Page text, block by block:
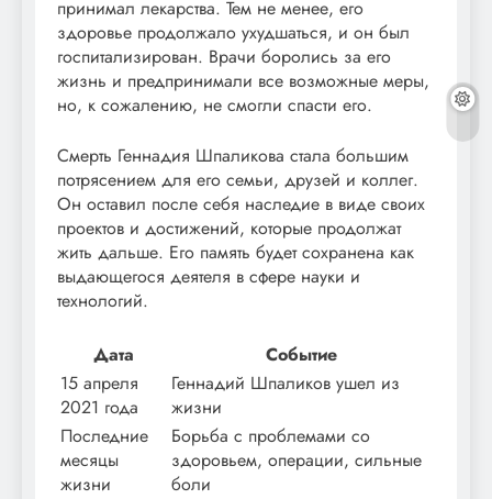
принимал лекарства. Тем не менее, его
здоровье продолжало ухудшаться, и он был
госпитализирован. Врачи боролись за его
жизнь и предпринимали все возможные меры,
но, к сожалению, не смогли спасти его.
Смерть Геннадия Шпаликова стала большим
потрясением для его семьи, друзей и коллег.
Он оставил после себя наследие в виде своих
проектов и достижений, которые продолжат
жить дальше. Его память будет сохранена как
выдающегося деятеля в сфере науки и
технологий.
Дата
Событие
15 апреля
2021 года
Геннадий Шпаликов ушел из
жизни
Последние
месяцы
жизни
Борьба с проблемами со
здоровьем, операции, сильные
боли